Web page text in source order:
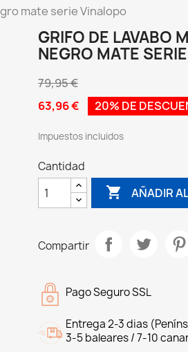
mate serie Vinalopo
GRIFO DE LAVABO
NEGRO MATE
79,95 €
63,96 €
20% DE
Impuestos incluidos
Cantidad
 AÑADIR
Compartir
Pago Seguro SSL
Entrega 2-3 dias
3-5 baleares / 7-10